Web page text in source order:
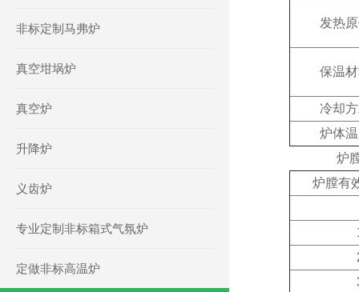
非标定制马弗炉
真空坩埚炉
真空炉
升降炉
义齿炉
专业定制非标箱式气氛炉
定做非标高温炉
发热
保温
冷却
炉体
炉
炉膛有